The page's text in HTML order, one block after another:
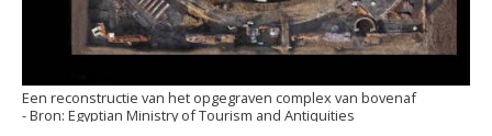
Een reconstructie van het opgegraven complex van bovenaf
Egyptian Ministry of Tourism and Antiquities